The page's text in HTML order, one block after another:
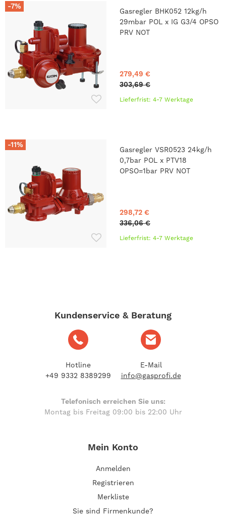
-7%
Gasregler BHK052 12kg/h
29mbar POL x IG G3/4 OPSO
PRV NOT
279,49 €
303,69 €
Lieferfrist: 4-7 Werktage
-11%
Gasregler VSR0523 24kg/h
0,7bar POL x PTV18
OPSO=1bar PRV NOT
298,72 €
336,06 €
Lieferfrist: 4-7 Werktage
Kundenservice & Beratung
Hotline
+49 9332 8389299
E-Mail
info@gasprofi.de
Telefonisch erreichen Sie uns:
Montag bis Freitag 09:00 bis 22:00 Uhr
Mein Konto
Anmelden
Registrieren
Merkliste
Sie sind Firmenkunde?